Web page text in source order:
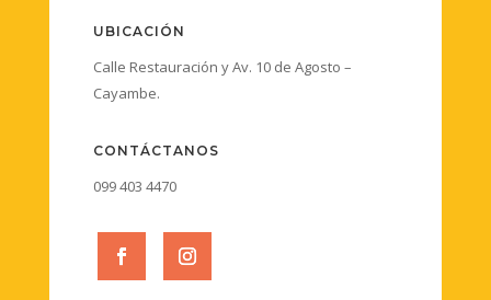
UBICACIÓN
Calle Restauración y Av. 10 de Agosto –
Cayambe.
CONTÁCTANOS
099 403 4470